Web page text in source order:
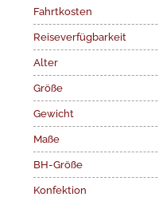
Fahrtkosten
Reiseverfügbarkeit
Alter
Größe
Gewicht
Maße
BH-Größe
Konfektion